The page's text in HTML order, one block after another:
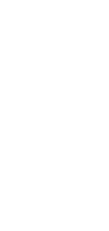
T150, 1981 -
6 поколение (T20)